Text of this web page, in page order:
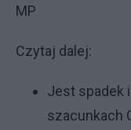
MP
Czytaj dalej:
Jest spadek
szacunkach